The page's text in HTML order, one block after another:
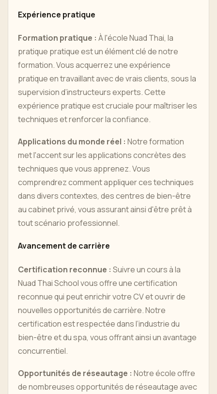
Expérience pratique
Formation pratique : À l'école Nuad Thai, la
pratique pratique est un élément clé de notre
formation. Vous acquerrez une expérience
pratique en travaillant avec de vrais clients, sous la
supervision d’instructeurs experts. Cette
expérience pratique est cruciale pour maîtriser les
techniques et renforcer la confiance.
Applications du monde réel : Notre formation
met l'accent sur les applications concrètes des
techniques que vous apprenez. Vous
comprendrez comment appliquer ces techniques
dans divers contextes, des centres de bien-être
au cabinet privé, vous assurant ainsi d'être prêt à
tout scénario professionnel.
Avancement de carrière
Certification reconnue : Suivre un cours à la
Nuad Thai School vous offre une certification
reconnue qui peut enrichir votre CV et ouvrir de
nouvelles opportunités de carrière. Notre
certification est respectée dans l’industrie du
bien-être et du spa, vous offrant ainsi un avantage
concurrentiel.
Opportunités de réseautage : Notre école offre
de nombreuses opportunités de réseautage avec